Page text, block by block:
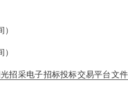
）
）
招采电子招标投标交易平台文件